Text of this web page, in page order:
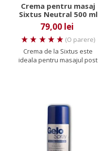
Crema pentru masaj
Sixtus Neutral 500 ml
79,00 lei
(O parere)
Crema de la Sixtus este
ideala pentru masajul post